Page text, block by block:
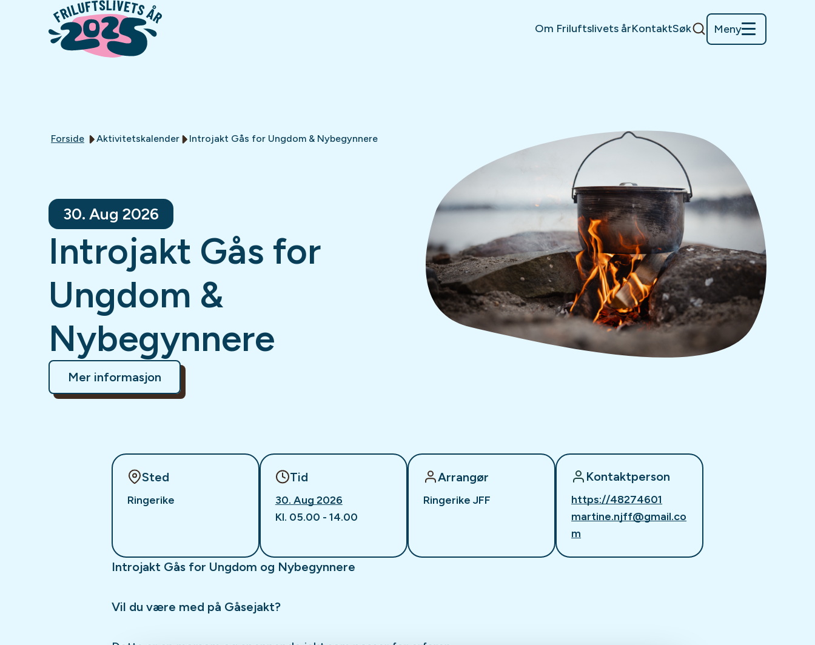
Om Friluftslivets årKontaktSøk Meny
Forside Aktivitetskalender Introjakt Gås for Ungdom & Nybegynnere
30. Aug 2026
Introjakt Gås for
Ungdom &
Nybegynnere
Mer informasjon
Sted
Ringerike
Tid
30. Aug 2026
Kl. 05.00 - 14.00
Arrangør
Ringerike JFF
Kontaktperson
https://48274601
martine.njff@gmail.co
m
Introjakt Gås for Ungdom og Nybegynnere
Vil du være med på Gåsejakt?